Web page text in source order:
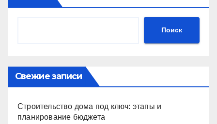
Поиск
Свежие записи
Строительство дома под ключ: этапы и
планирование бюджета